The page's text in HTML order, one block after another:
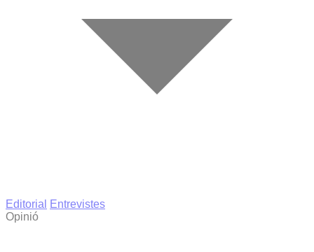
Editorial
Entrevistes
Opinió